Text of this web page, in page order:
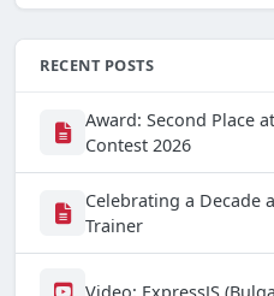
RECENT POSTS
Award: Second Place
Contest 2026
Celebrating a Decade
Trainer
Video: ExpressJS